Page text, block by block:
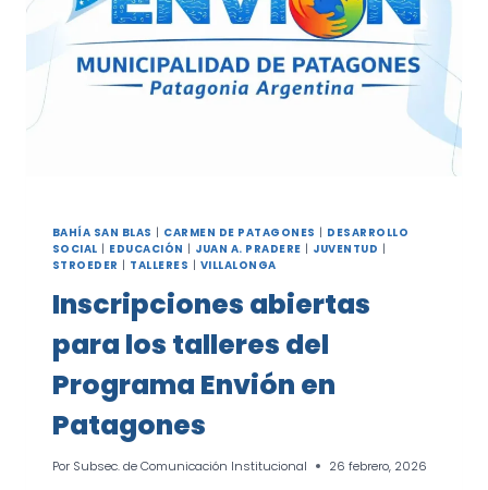
CIC
BAHÍA SAN BLAS | CARMEN DE PATAGONES | DESARROLLO
SOCIAL | EDUCACIÓN | JUAN A. PRADERE | JUVENTUD |
STROEDER | TALLERES | VILLALONGA
Inscripciones abiertas
para los talleres del
Programa Envión en
Patagones
Por Subsec. de Comunicación Institucional 26 febrero, 2026